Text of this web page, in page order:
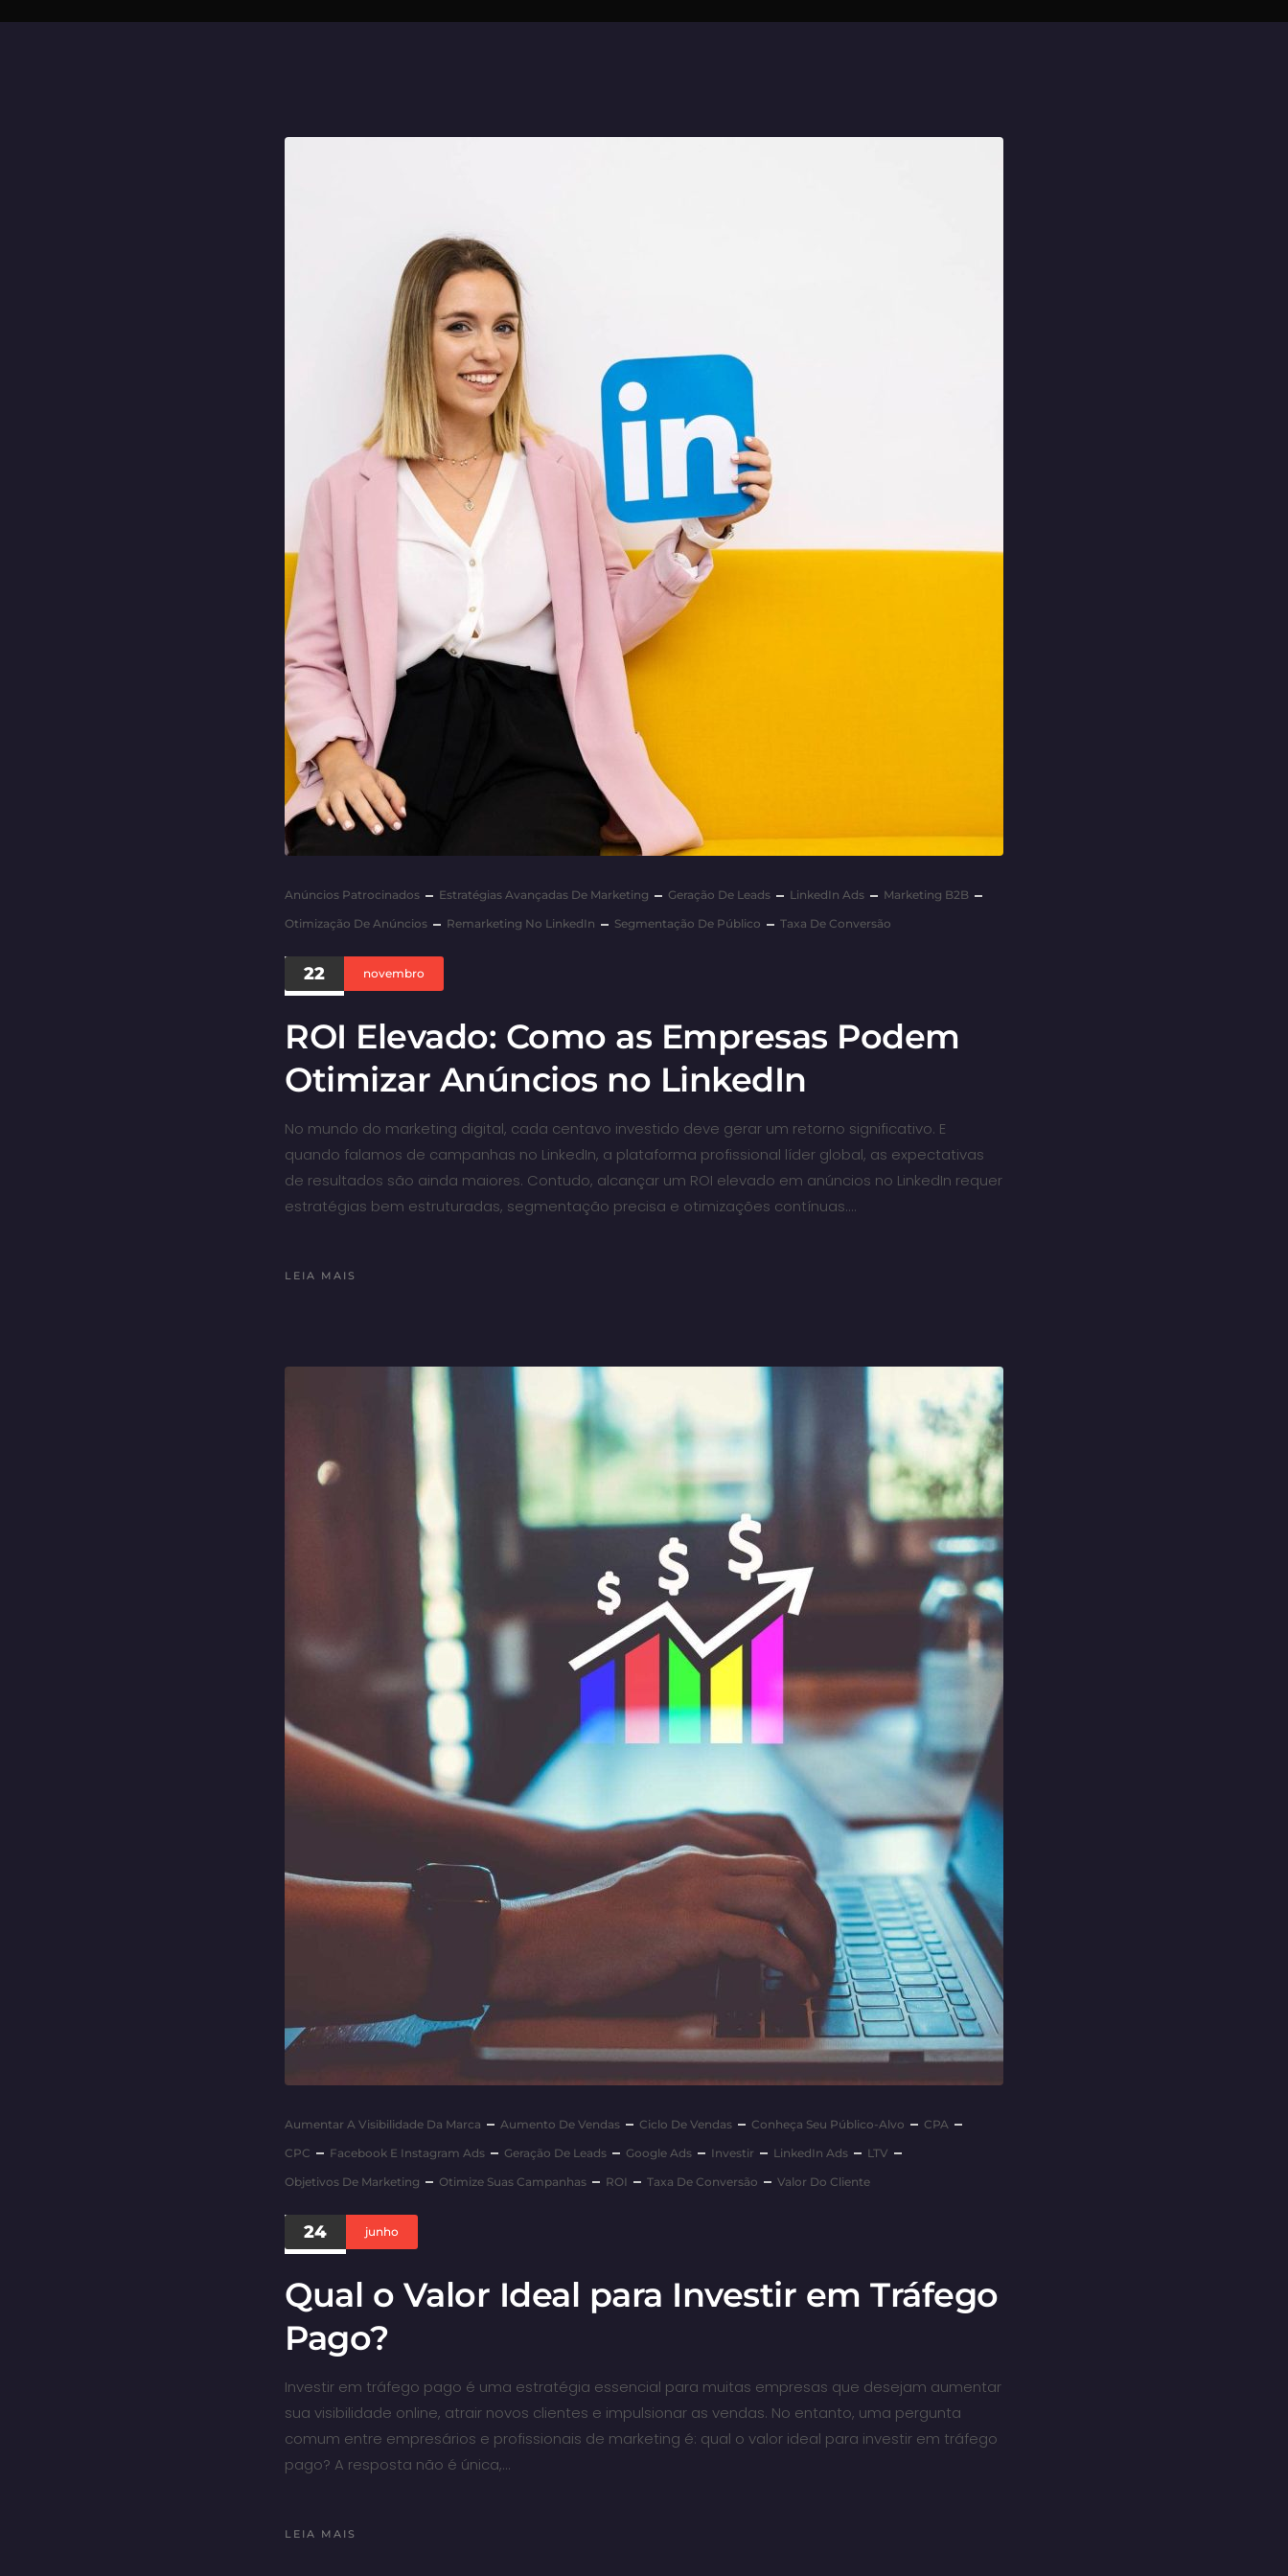
Anúncios Patrocinados Estratégias Avançadas De Marketing Geração De Leads LinkedIn Ads
Marketing B2B
Otimização De Anúncios
Remarketing No LinkedIn Segmentação De Público Taxa De Conversão
22 novembro
ROI Elevado: Como as Empresas Podem
Otimizar Anúncios no LinkedIn
No mundo do marketing digital, cada centavo investido deve gerar um retorno significativo. E
quando falamos de campanhas no LinkedIn, a plataforma profissional líder global, as expectativas
de resultados são ainda maiores. Contudo, alcançar um ROI elevado em anúncios no LinkedIn requer
estratégias bem estruturadas, segmentação precisa e otimizações contínuas.…
LEIA MAIS
Aumentar A Visibilidade Da Marca Aumento De Vendas Ciclo De Vendas Conheça Seu Público-Alvo
CPA
CPC
Facebook E Instagram Ads Geração De Leads Google Ads Investir LinkedIn Ads
LTV
Objetivos De Marketing
Otimize Suas Campanhas ROI Taxa De Conversão Valor Do Cliente
24 junho
Qual o Valor Ideal para Investir em Tráfego
Pago?
Investir em tráfego pago é uma estratégia essencial para muitas empresas que desejam aumentar
sua visibilidade online, atrair novos clientes e impulsionar as vendas. No entanto, uma pergunta
comum entre empresários e profissionais de marketing é: qual o valor ideal para investir em tráfego
pago? A resposta não é única,…
LEIA MAIS